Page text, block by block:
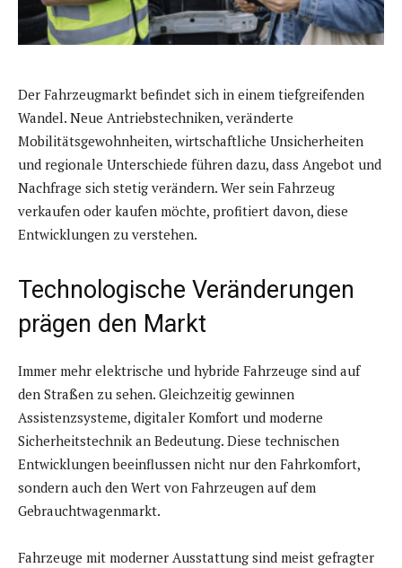
Der Fahrzeugmarkt befindet sich in einem tiefgreifenden
Wandel. Neue Antriebstechniken, veränderte
Mobilitätsgewohnheiten, wirtschaftliche Unsicherheiten
und regionale Unterschiede führen dazu, dass Angebot und
Nachfrage sich stetig verändern. Wer sein Fahrzeug
verkaufen oder kaufen möchte, profitiert davon, diese
Entwicklungen zu verstehen.
Technologische Veränderungen
prägen den Markt
Immer mehr elektrische und hybride Fahrzeuge sind auf
den Straßen zu sehen. Gleichzeitig gewinnen
Assistenzsysteme, digitaler Komfort und moderne
Sicherheitstechnik an Bedeutung. Diese technischen
Entwicklungen beeinflussen nicht nur den Fahrkomfort,
sondern auch den Wert von Fahrzeugen auf dem
Gebrauchtwagenmarkt.
Fahrzeuge mit moderner Ausstattung sind meist gefragter